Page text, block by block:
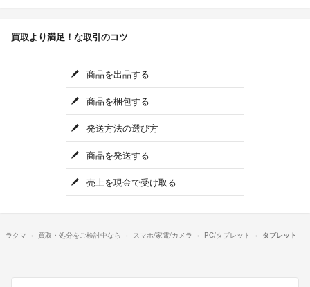
買取より満足！な取引のコツ
商品を出品する
商品を梱包する
発送方法の選び方
商品を発送する
売上を現金で受け取る
ラクマ 買取・処分をご検討中なら スマホ/家電/カメラ PC/タブレット タブレット